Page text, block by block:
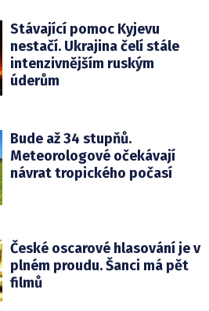
Stávající pomoc Kyjevu
nestačí. Ukrajina čelí stále
intenzivnějším ruským
úderům
Bude až 34 stupňů.
Meteorologové očekávají
návrat tropického počasí
České oscarové hlasování je v
plném proudu. Šanci má pět
filmů